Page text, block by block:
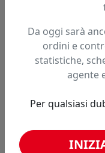
Hai trovato questo
Fai una segnalazione
Confronta con
Caricamento
Da oggi sarà
ordini e
statistiche,
agente
Per qualsiasi